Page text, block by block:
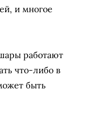
и многое
работают
что-либо в
быть